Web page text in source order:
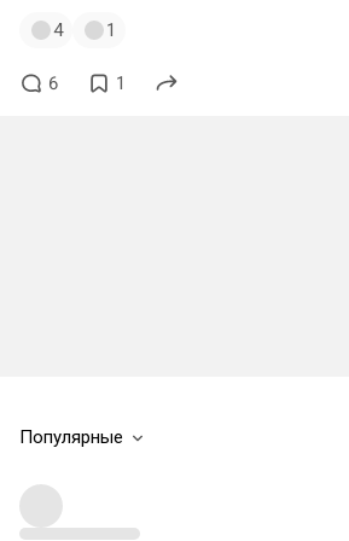
4 1
6 1
Популярные